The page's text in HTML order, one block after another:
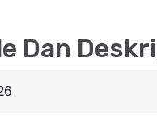
Dan